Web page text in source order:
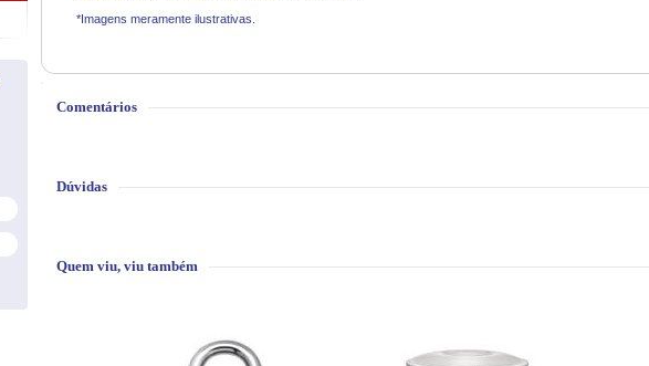
*Imagens meramente ilustrativas.
Comentários
Dúvidas
Quem viu, viu também